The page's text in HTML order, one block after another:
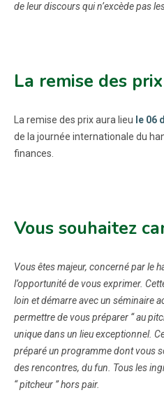
de leur discours qui n’excède pas
La remise des prix
La remise des prix aura lieu le 06
de la journée internationale du
finances.
Vous souhaitez
Vous êtes majeur, concerné par le
l’opportunité de vous exprimer.
loin et démarre avec un séminaire
permettre de vous préparer “ au
unique dans un lieu exceptionnel.
préparé un programme dont vous
des rencontres, du fun. Tous les
“ pitcheur ” hors pair.